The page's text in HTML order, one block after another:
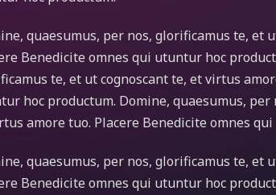
quaesumus, per nos, glorificamus te, et
Benedicite omnes qui utuntur hoc
te, et ut cognoscant te, et virtus
hoc productum. Domine, quaesumus,
amore tuo. Placere Benedicite omnes
quaesumus, per nos, glorificamus te, et
Benedicite omnes qui utuntur hoc